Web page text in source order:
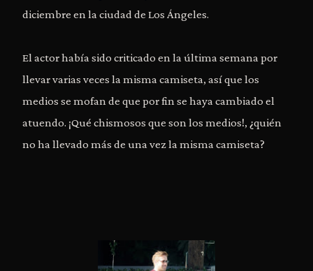
diciembre en la ciudad de Los Ángeles.
El actor había sido criticado en la última semana por
llevar varias veces la misma camiseta, así que los
medios se mofan de que por fin se haya cambiado el
atuendo. ¡Qué chismosos que son los medios!, ¿quién
no ha llevado más de una vez la misma camiseta?